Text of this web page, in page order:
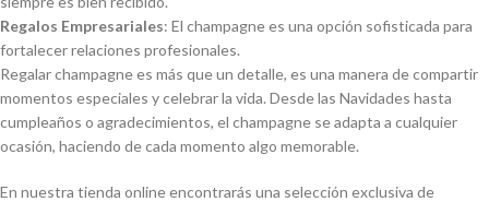
Regalos Empresariales: El champagne es una opción sofisticada para
fortalecer relaciones profesionales.
Regalar champagne es más que un detalle, es una manera de compartir
momentos especiales y celebrar la vida. Desde las Navidades hasta
cumpleaños o agradecimientos, el champagne se adapta a cualquier
ocasión, haciendo de cada momento algo memorable.
En nuestra tienda online encontrarás una selección exclusiva de